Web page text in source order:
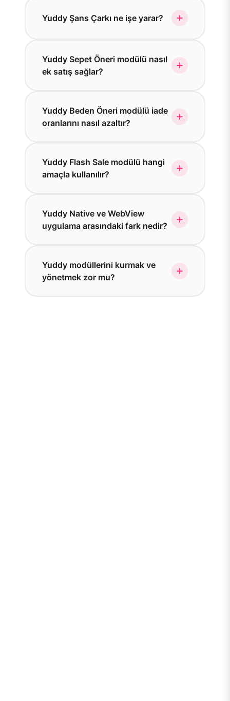
Yuddy Şans Çarkı ne işe yarar?
Yuddy Sepet Öneri modülü nasıl
ek satış sağlar?
Yuddy Beden Öneri modülü iade
oranlarını nasıl azaltır?
Yuddy Flash Sale modülü hangi
amaçla kullanılır?
Yuddy Native ve WebView
uygulama arasındaki fark nedir?
Yuddy modüllerini kurmak ve
yönetmek zor mu?